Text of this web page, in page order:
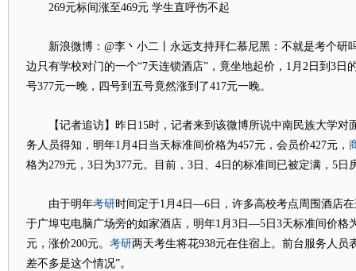
269元标间涨至469元 学生直呼伤不起
新浪微博：@李丶小二丨永远支持拜仁慕尼黑：不就是考个研
边只有学校对门的一个“7天连锁酒店”，竟坐地起价，1月2日到3日
号377元一晚，四号到五号竟然涨到了417元一晚。
【记者追访】昨日15时，记者来到该微博所说中南民族大学对
务人员得知，明年1月4日当天标准间价格为457元，会员价427元，
格为279元，3日为377元。目前，3日、4日的标准间已被定满，5日
由于明年考研时间定于1月4日—6日，许多高校考点周围酒店
于广埠屯电脑广场旁的如家酒店，明年1月3日—5日3天标准间价格
元，涨价200元。 考研两天考生将花938元在住宿上。前台服务人员
差不多是这个情况”。